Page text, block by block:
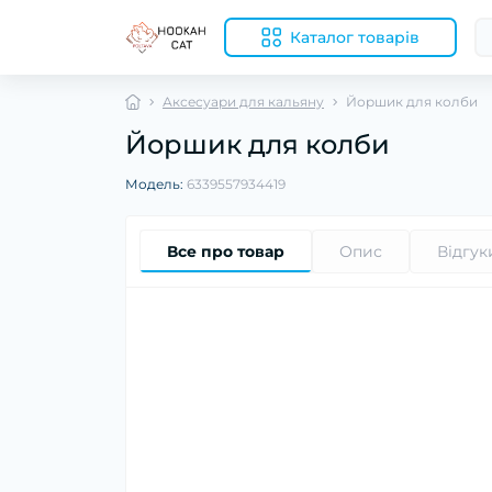
Каталог товарів
Аксесуари для кальяну Йоршик для колби
Йоршик для колби
Модель: 6339557934419
Все про товар Опис